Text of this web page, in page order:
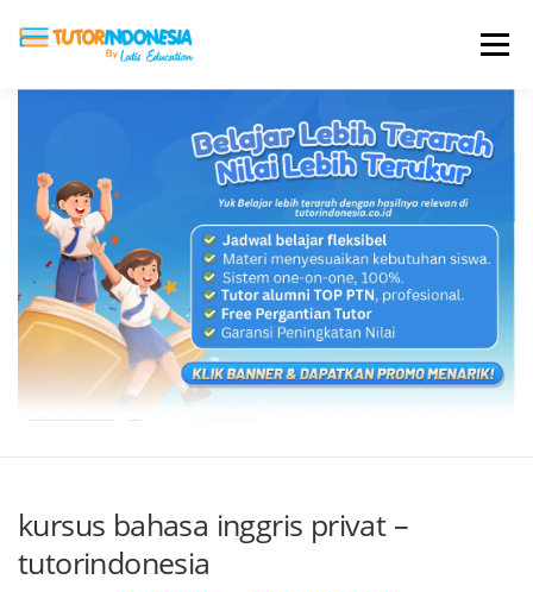
Menu
ABOUT US JADI PENGAJAR
BIAYA LES TESTIMONI PROFIL ALUMNI
BLOG DAFTAR SEKOLAH
kursus bahasa inggris privat –
tutorindonesia